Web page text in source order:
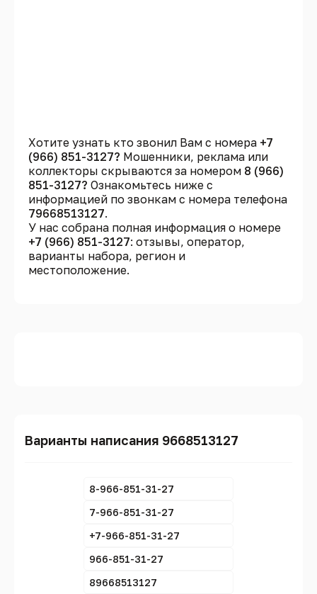
Хотите узнать кто звонил Вам с номера +7
(966) 851-3127? Мошенники, реклама или
коллекторы скрываются за номером 8 (966)
851-3127? Ознакомьтесь ниже с
информацией по звонкам с номера телефона
79668513127.
У нас собрана полная информация о номере
+7 (966) 851-3127: отзывы, оператор,
варианты набора, регион и
местоположение.
Варианты написания 9668513127
8-966-851-31-27
7-966-851-31-27
+7-966-851-31-27
966-851-31-27
89668513127